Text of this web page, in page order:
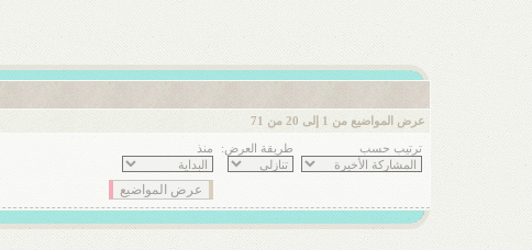
عرض المواضيع من 1 إلى 20 من 71
ترتيب حسب طريقة العرض: منذ